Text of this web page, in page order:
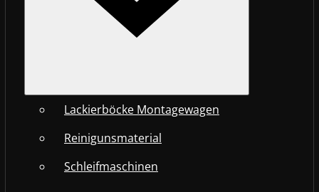
Lackierböcke Montagewagen
Reinigunsmaterial
Schleifmaschinen